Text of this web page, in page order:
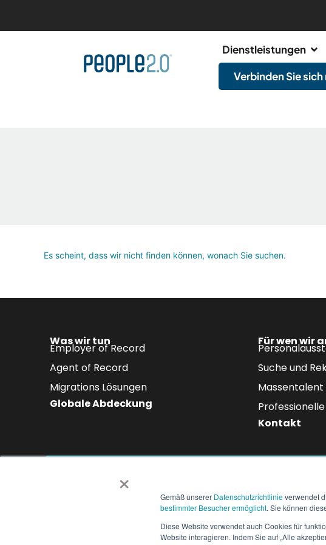
× Gemäß unserer Datenschutzrichtlinieverwendet
bestimmter Besucher ermöglicht. Sie können
Diese Website verwendet auch Cookies für
Website interagieren. Indem Sie auf „Alle
Dienstleistungen
Verbinden Sie sich
Es scheint, dass wir nicht finden können, wonach Sie suchen.
Was wir tun
Employer of Record
Agent of Record
Migrations Lösungen
Globale Abdeckung
Für wen wir
Suche und
Kontakt
Erhalten Sie die neuesten Erkenntnisse über
Branchentrends direkt in Ihren Posteingang.